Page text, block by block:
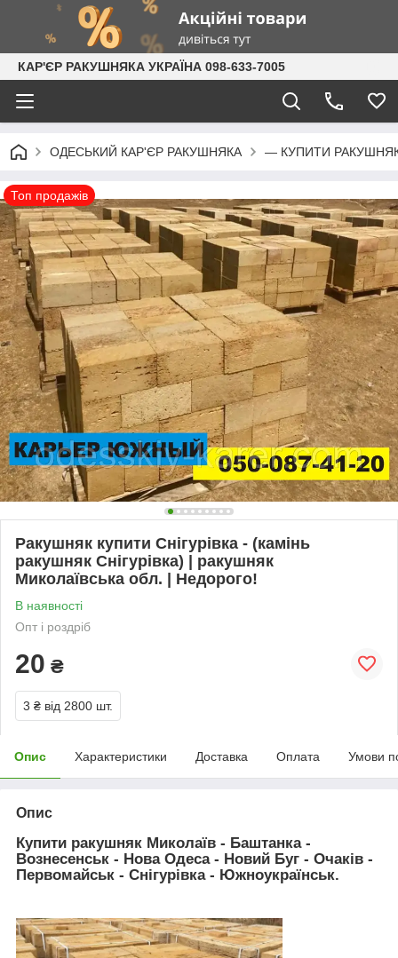
КАР'ЄР РАКУШНЯКА УКРАЇНА 098-633-7005
ОДЕСЬКИЙ КАР'ЄР РАКУШНЯКА — КУПИТИ
Топ продажів
Ракушняк купити Снігурівка - (камінь
ракушняк Снігурівка) | ракушняк
Миколаївська обл. | Недорого!
В наявності
Опт і роздріб
20 ₴
3 ₴ від 2800 шт.
Опис Характеристики Доставка Оплата Умови
Опис
Купити ракушняк Миколаїв - Баштанка -
Вознесенськ - Нова Одеса - Новий Буг - Очаків -
Первомайськ - Снігурівка - Южноукраїнськ.